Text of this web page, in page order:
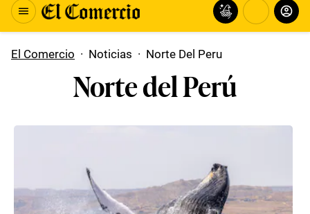
El Comercio · Noticias · Norte Del Peru
Norte del Perú